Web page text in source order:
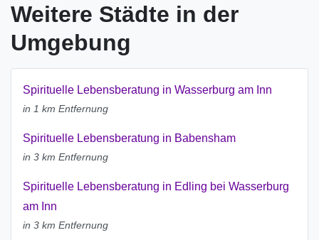
Weitere Städte in der
Umgebung
Spirituelle Lebensberatung in Wasserburg am Inn
in 1 km Entfernung
Spirituelle Lebensberatung in Babensham
in 3 km Entfernung
Spirituelle Lebensberatung in Edling bei Wasserburg
am Inn
in 3 km Entfernung